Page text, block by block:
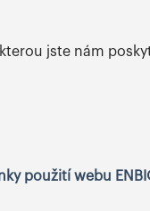
jste nám
použití webu